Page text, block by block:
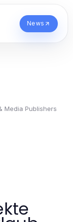
News
Media Publishers